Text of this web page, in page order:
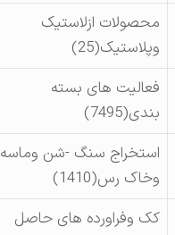
محصولات ازلاستیک
وپلاستیک(25)
فعالیت های بسته
بندی(7495)
استخراج سنگ -شن وماسه
وخاک رس(1410)
کک وفراورده های حاصل